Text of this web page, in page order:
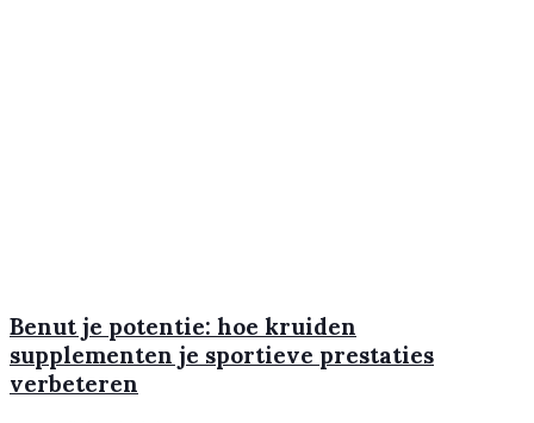
Benut je potentie: hoe kruiden
supplementen je sportieve prestaties
verbeteren